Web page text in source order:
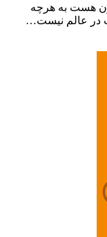
به هرچه
نیست…